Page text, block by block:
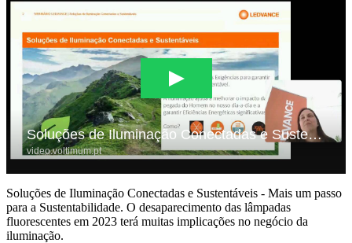
Soluções de Iluminação Conectadas e Sustentáveis - Mais um passo
para a Sustentabilidade. O desaparecimento das lâmpadas
fluorescentes em 2023 terá muitas implicações no negócio da
iluminação.